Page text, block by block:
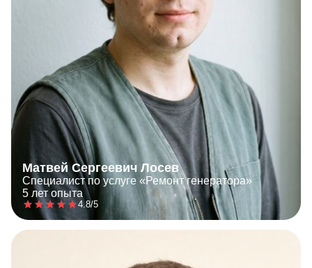
Матвей Сергеевич Лосев
Специалист по услуге «Ремонт генератора»
5 лет опыта
4.8/5